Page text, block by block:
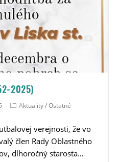
2025)
Aktuality/Ostatné
verejnosti, že vo
člen Rady Oblastného
dlhoročný starosta…